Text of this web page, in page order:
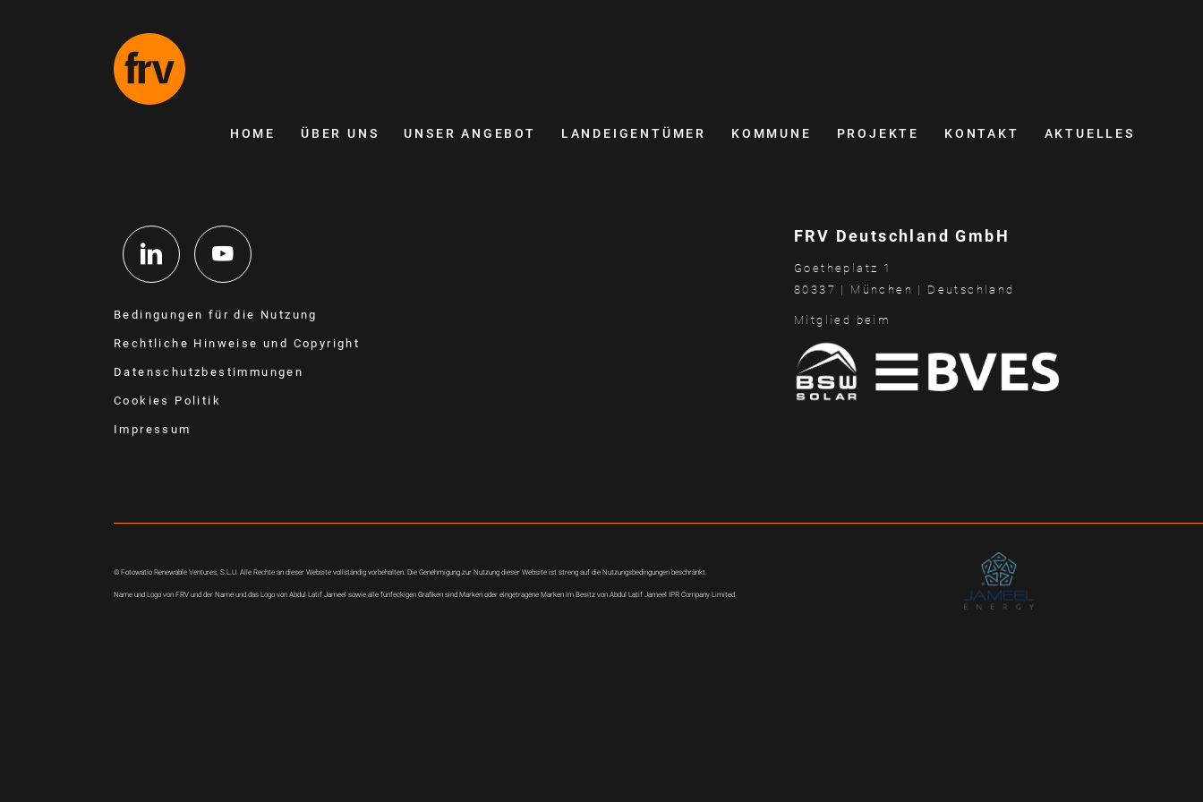
HOME ÜBER UNS UNSER ANGEBOT LANDEIGENTÜMER KOMMUNE PROJEKTE KONTAKT AKTUELLES
Bedingungen für die Nutzung
Rechtliche Hinweise und Copyright
Datenschutzbestimmungen
Cookies Politik
Impressum
FRV Deutschland GmbH
Goetheplatz 1
80337 | München | Deutschland
Mitglied beim
© Fotowatio Renewable Ventures, S.L.U. Alle Rechte an dieser Website vollständig vorbehalten. Die Genehmigung zur Nutzung dieser Website ist streng auf die Nutzungsbedingungen beschränkt.
Name und Logo von FRV und der Name und das Logo von Abdul Latif Jameel sowie alle fünfeckigen Grafiken sind Marken oder eingetragene Marken im Besitz von Abdul Latif Jameel IPR Company Limited.